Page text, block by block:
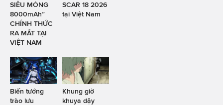
SIÊU MỎNG
8000mAh”
CHÍNH THỨC
RA MẮT TẠI
VIỆT NAM
SCAR 18 2026
tại Việt Nam
Biến tướng
trào lưu
Khung giờ
khuya dậy